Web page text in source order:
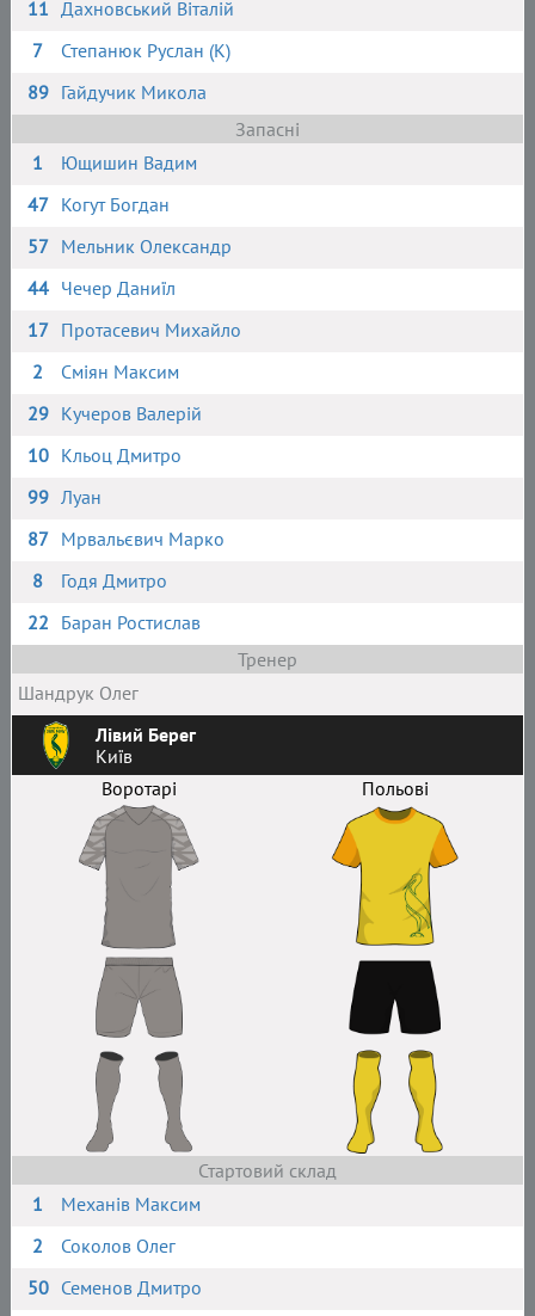
11 Дахновський Віталій
7
Степанюк Руслан (К)
89 Гайдучик Микола
Запасні
1
Ющишин Вадим
47 Когут Богдан
57 Мельник Олександр
44 Чечер Даниїл
17 Протасевич Михайло
2
Сміян Максим
29 Кучеров Валерій
10 Кльоц Дмитро
99 Луан
87 Мрвальєвич Марко
8
Годя Дмитро
22 Баран Ростислав
Тренер
Шандрук Олег
Лівий Берег
Київ
Воротарі
Польові
Стартовий склад
1
Механів Максим
2
Соколов Олег
50 Семенов Дмитро